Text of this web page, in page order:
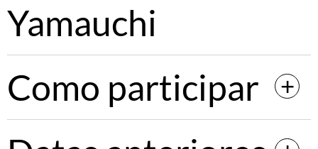
Yamauchi
Como participar